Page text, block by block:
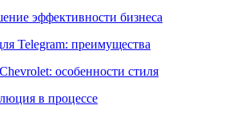
эффективности бизнеса
Telegram: преимущества
особенности стиля
в процессе